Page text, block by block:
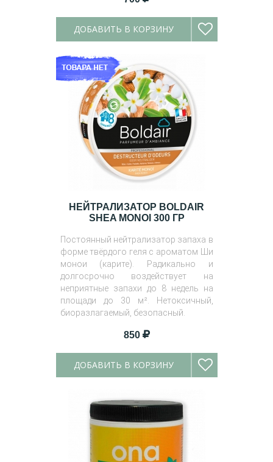
ДОБАВИТЬ В КОРЗИНУ
НЕЙТРАЛИЗАТОР BOLDAIR
SHEA MONOI 300 ГР
Постоянный нейтрализатор запаха в
форме твёрдого геля с ароматом Ши
монои (карите). Радикально и
долгосрочно воздействует на
неприятные запахи до 8 недель на
площади до 30 м². Нетоксичный,
биоразлагаемый, безопасный.
850
ДОБАВИТЬ В КОРЗИНУ